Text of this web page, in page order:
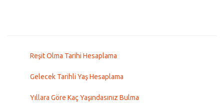
Reşit Olma Tarihi Hesaplama
Gelecek Tarihli Yaş Hesaplama
Yıllara Göre Kaç Yaşındasınız Bulma